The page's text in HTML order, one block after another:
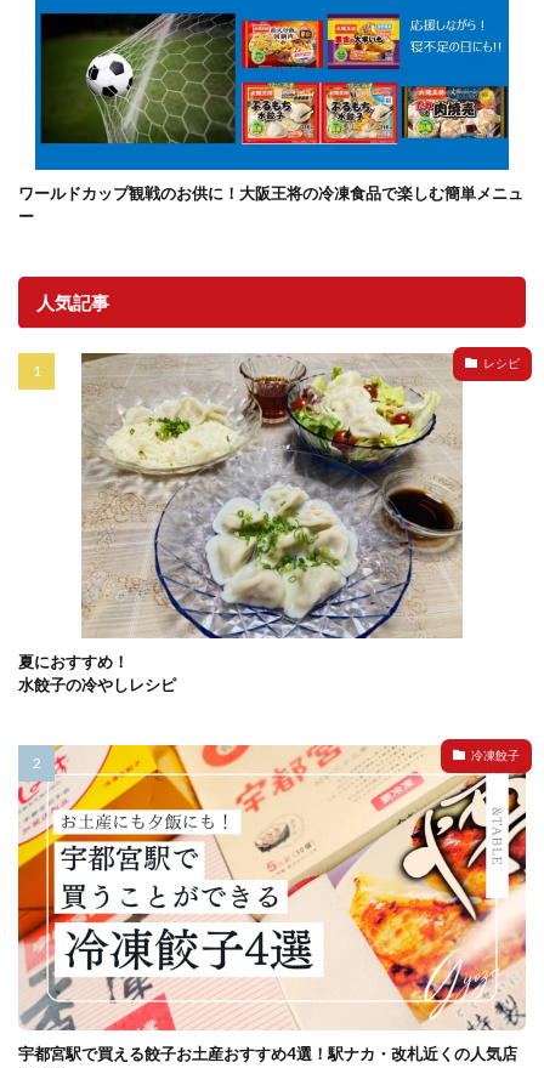
ワールドカップ観戦のお供に！大阪王将の冷凍食品で楽しむ簡単メニュ
ー
人気記事
レシピ
夏におすすめ！
水餃子の冷やしレシピ
冷凍餃子
宇都宮駅で買える餃子お土産おすすめ4選！駅ナカ・改札近くの人気店